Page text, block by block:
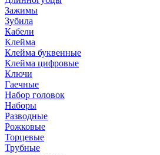
Зажимы
Зубила
Кабели
Клейма
Клейма буквенные
Клейма цифровые
Ключи
Гаечные
Набор головок
Наборы
Разводные
Рожковые
Торцевые
Трубные